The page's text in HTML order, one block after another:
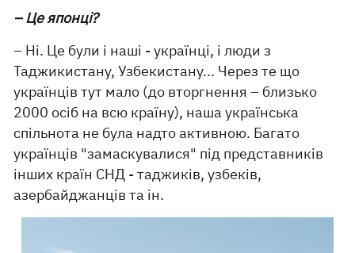
– Це японці?
– Ні. Це були і наші - українці, і люди з
Таджикистану, Узбекистану... Через те що
українців тут мало (до вторгнення – близько
2000 осіб на всю країну), наша українська
спільнота не була надто активною. Багато
українців "замаскувалися" під представників
інших країн СНД - таджиків, узбеків,
азербайджанців та ін.